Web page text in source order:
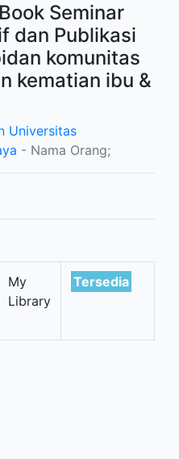
Seminar
dan Publikasi
komunitas
kematian ibu &
Universitas
- Nama Orang;
My
Library
Tersedia